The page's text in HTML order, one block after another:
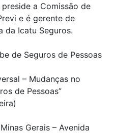
a Comissão de
e é gerente de
da Icatu Seguros.
de Seguros de Pessoas
– Mudanças no
de Pessoas”
Gerais – Avenida